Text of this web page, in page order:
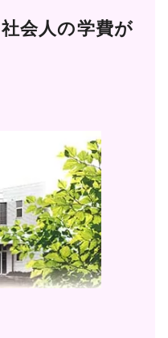
会人の学費が